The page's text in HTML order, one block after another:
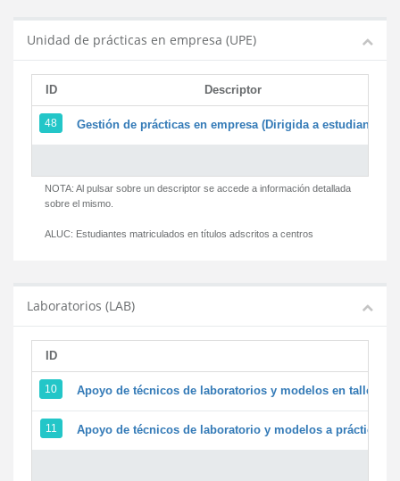
Unidad de prácticas en empresa (UPE)
ID Descriptor
48 Gestión de prácticas en empresa (Dirigida a estudiantes)
NOTA: Al pulsar sobre un descriptor se accede a información detallada
sobre el mismo.
ALUC: Estudiantes matriculados en títulos adscritos a centros
Laboratorios (LAB)
ID
10 Apoyo de técnicos de laboratorios y modelos en
11 Apoyo de técnicos de laboratorio y modelos a prácticas